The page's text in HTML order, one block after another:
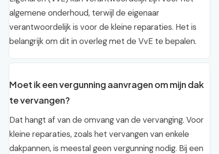
algemene onderhoud, terwijl de eigenaar
verantwoordelijk is voor de kleine reparaties. Het is
belangrijk om dit in overleg met de VvE te bepalen.
Moet ik een vergunning aanvragen om mijn dak
te vervangen?
Dat hangt af van de omvang van de vervanging. Voor
kleine reparaties, zoals het vervangen van enkele
dakpannen, is meestal geen vergunning nodig. Bij een